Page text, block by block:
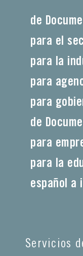
de
para el
para la
para
para
de
para
para la
español a
Servicios